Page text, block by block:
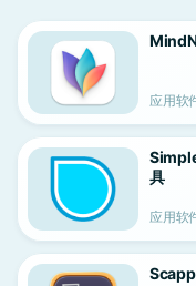
应用软
具
应用软